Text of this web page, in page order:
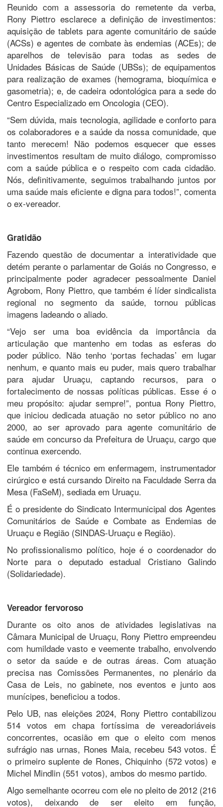
Reunido com a assessoria do remetente da verba,
Rony Piettro esclarece a definição de investimentos:
aquisição de tablets para agente comunitário de saúde
(ACSs) e agentes de combate às endemias (ACEs); de
aparelhos de televisão para todas as sedes de
Unidades Básicas de Saúde (UBSs); de equipamentos
para realização de exames (hemograma, bioquímica e
gasometria); e, de cadeira odontológica para a sede do
Centro Especializado em Oncologia (CEO).
“Sem dúvida, mais tecnologia, agilidade e conforto para
os colaboradores e a saúde da nossa comunidade, que
tanto merecem! Não podemos esquecer que esses
investimentos resultam de muito diálogo, compromisso
com a saúde pública e o respeito com cada cidadão.
Nós, definitivamente, seguimos trabalhando juntos por
uma saúde mais eficiente e digna para todos!”, comenta
o ex-vereador.
Gratidão
Fazendo questão de documentar a interatividade que
detém perante o parlamentar de Goiás no Congresso, e
principalmente poder agradecer pessoalmente Daniel
Agrobom, Rony Piettro, que também é líder sindicalista
regional no segmento da saúde, tornou públicas
imagens ladeando o aliado.
“Vejo ser uma boa evidência da importância da
articulação que mantenho em todas as esferas do
poder público. Não tenho ‘portas fechadas’ em lugar
nenhum, e quanto mais eu puder, mais quero trabalhar
para ajudar Uruaçu, captando recursos, para o
fortalecimento de nossas políticas públicas. Esse é o
meu propósito: ajudar sempre!”, pontua Rony Piettro,
que iniciou dedicada atuação no setor público no ano
2000, ao ser aprovado para agente comunitário de
saúde em concurso da Prefeitura de Uruaçu, cargo que
continua exercendo.
Ele também é técnico em enfermagem, instrumentador
cirúrgico e está cursando Direito na Faculdade Serra da
Mesa (FaSeM), sediada em Uruaçu.
É o presidente do Sindicato Intermunicipal dos Agentes
Comunitários de Saúde e Combate as Endemias de
Uruaçu e Região (SINDAS-Uruaçu e Região).
No profissionalismo político, hoje é o coordenador do
Norte para o deputado estadual Cristiano Galindo
(Solidariedade).
Vereador fervoroso
Durante os oito anos de atividades legislativas na
Câmara Municipal de Uruaçu, Rony Piettro empreendeu
com humildade vasto e veemente trabalho, envolvendo
o setor da saúde e de outras áreas. Com atuação
precisa nas Comissões Permanentes, no plenário da
Casa de Leis, no gabinete, nos eventos e junto aos
munícipes, beneficiou a todos.
Pelo UB, nas eleições 2024, Rony Piettro contabilizou
514 votos em chapa fortíssima de vereadoriáveis
concorrentes, ocasião em que o eleito com menos
sufrágio nas urnas, Rones Maia, recebeu 543 votos. É
o primeiro suplente de Rones, Chiquinho (572 votos) e
Michel Mindlin (551 votos), ambos do mesmo partido.
Algo semelhante ocorreu com ele no pleito de 2012 (216
votos), deixando de ser eleito em função,